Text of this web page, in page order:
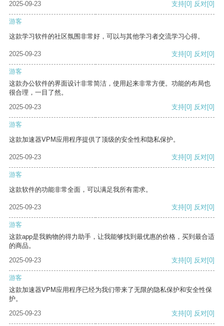
2025-09-23
支持[0] 反对[0]
游客
这款学习软件的社区氛围非常好，可以与其他学习者交流学习心得。
2025-09-23 支持[0] 反对[0]
游客
这款办公软件的界面设计非常简洁，使用起来非常方便。功能的布局也
很合理，一目了然。
2025-09-23
支持[0] 反对[0]
游客
这款加速器VPM应用程序提供了顶级的安全性和隐私保护。
2025-09-23 支持[0] 反对[0]
游客
这款软件的功能非常全面，可以满足我所有需求。
2025-09-23 支持[0] 反对[0]
游客
这款app是我购物的得力助手，让我能够找到最优惠的价格，买到最合适
的商品。
2025-09-23
支持[0] 反对[0]
游客
这款加速器VPM应用程序已经为我们带来了无限的隐私保护和安全性保
护。
2025-09-23
支持[0] 反对[0]